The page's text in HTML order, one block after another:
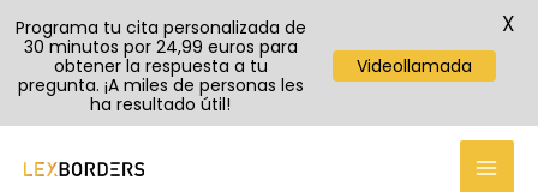
TikTok
YouTube
Instagram
Programa tu cita personalizada de
30 minutos por 24,99 euros para
obtener la respuesta a tu
pregunta. ¡A miles de personas les
ha resultado útil!
Videollamada
X